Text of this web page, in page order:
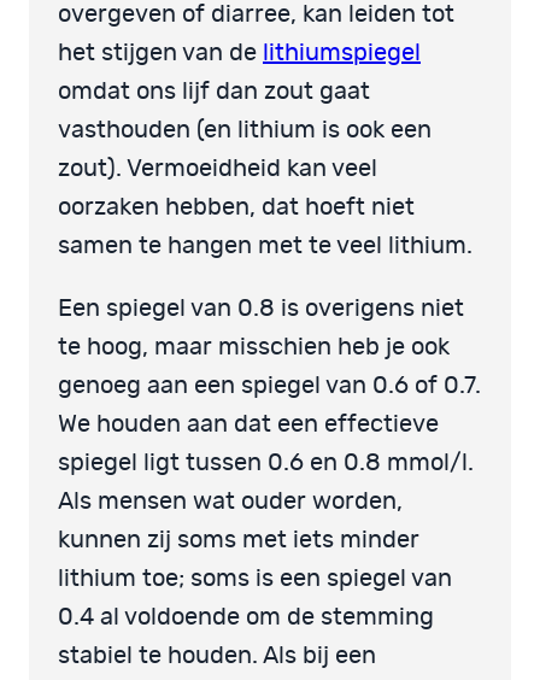
overgeven of diarree, kan leiden tot
het stijgen van de lithiumspiegel
omdat ons lijf dan zout gaat
vasthouden (en lithium is ook een
zout). Vermoeidheid kan veel
oorzaken hebben, dat hoeft niet
samen te hangen met te veel lithium.
Een spiegel van 0.8 is overigens niet
te hoog, maar misschien heb je ook
genoeg aan een spiegel van 0.6 of 0.7.
We houden aan dat een effectieve
spiegel ligt tussen 0.6 en 0.8 mmol/l.
Als mensen wat ouder worden,
kunnen zij soms met iets minder
lithium toe; soms is een spiegel van
0.4 al voldoende om de stemming
stabiel te houden. Als bij een